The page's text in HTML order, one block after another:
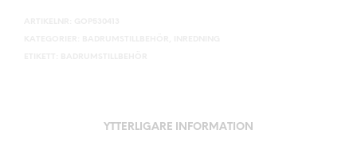
YTTERLIGARE INFORMATION